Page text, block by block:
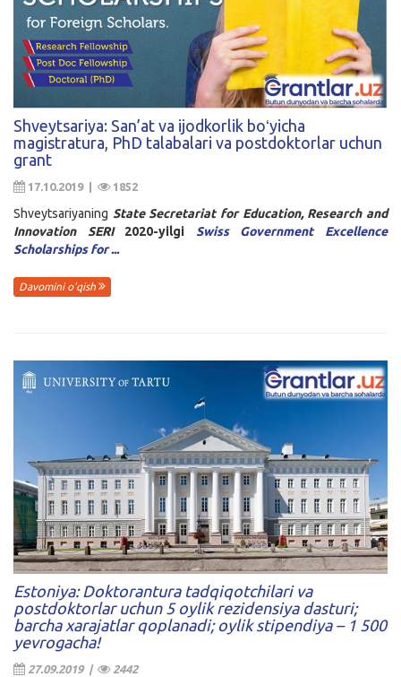
Shveytsariya: San’at va ijodkorlik boʻyicha
magistratura, PhD talabalari va postdoktorlar uchun
grant
17.10.2019 | 1852
Shveytsariyaning State Secretariat for Education, Research and
Innovation SERI
2020-yilgi Swiss Government Excellence
Scholarships for ...
Davomini o'qish
Estoniya: Doktorantura tadqiqotchilari va
postdoktorlar uchun 5 oylik rezidensiya dasturi;
barcha xarajatlar qoplanadi; oylik stipendiya – 1 500
yevrogacha!
27.09.2019 | 2442